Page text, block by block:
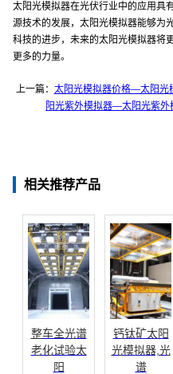
太阳光模拟器在光伏行业中的应用具
源技术的发展，太阳光模拟器能够为
科技的进步，未来的太阳光模拟器将
更多的力量。
上一篇： 太阳光模拟器价格—太阳光
阳光紫外模拟器—太阳光紫外
相关推荐产品
整车全光谱
老化试验太
阳
钙钛矿太阳
光模拟器,光
谱